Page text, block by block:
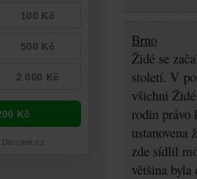
Brno
Židé se
století. V
všichni
rodin právo
ustanovena
zde sídlil
většina